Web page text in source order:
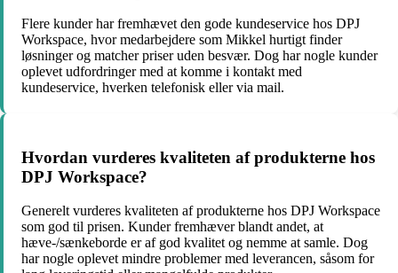
Flere kunder har fremhævet den gode kundeservice hos DPJ
Workspace, hvor medarbejdere som Mikkel hurtigt finder
løsninger og matcher priser uden besvær. Dog har nogle kunder
oplevet udfordringer med at komme i kontakt med
kundeservice, hverken telefonisk eller via mail.
Hvordan vurderes kvaliteten af produkterne hos
DPJ Workspace?
Generelt vurderes kvaliteten af produkterne hos DPJ Workspace
som god til prisen. Kunder fremhæver blandt andet, at
hæve-/sænkeborde er af god kvalitet og nemme at samle. Dog
har nogle oplevet mindre problemer med leverancen, såsom for